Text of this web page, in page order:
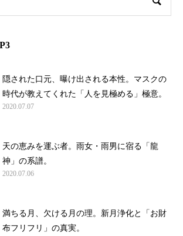
隠された口元、曝け出される本性。マスクの
時代が教えてくれた「人を見極める」極意。
2020.07.07
天の恵みを運ぶ者。雨女・雨男に宿る「龍
神」の系譜。
2020.07.06
満ちる月、欠ける月の理。新月浄化と「お財
布フリフリ」の真実。